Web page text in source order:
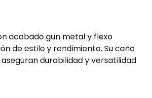
acabado gun metal y flexo
de estilo y rendimiento. Su caño
durabilidad y versatilidad